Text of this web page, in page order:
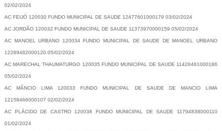
02/02/2024
AC FEIJÓ 120030 FUNDO MUNICIPAL DE SAUDE 12477601000179 03/02/2024
AC JORDÃO 120032 FUNDO MUNICIPAL DE SAUDE 11373970000159 05/02/2024
AC MANOEL URBANO 120034 FUNDO MUNICIPAL DE SAUDE DE MANOEL URBANO
12289482000120 05/02/2024
AC MARECHAL THAUMATURGO 120035 FUNDO MUNICIPAL DE SAUDE 11428461000186
05/02/2024
AC MÂNCIO LIMA 120033 FUNDO MUNICIPAL DE SAUDE DE MANCIO LIMA
12158466000107 02/02/2024
AC PLÁCIDO DE CASTRO 120038 FUNDO MUNICIPAL DE SAUDE 11794838000110
01/02/2024